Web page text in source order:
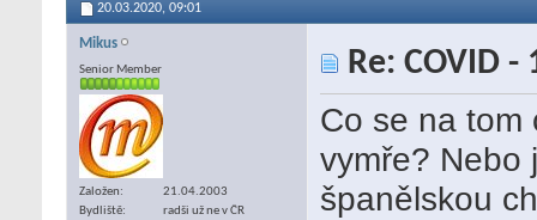
20.03.2020, 09:01
Mikus
Senior Member
Založen
21.04.2003
Bydliště
radši už ne v ČR
Re: COVID -
Co se na tom
vymře? Nebo
španělskou